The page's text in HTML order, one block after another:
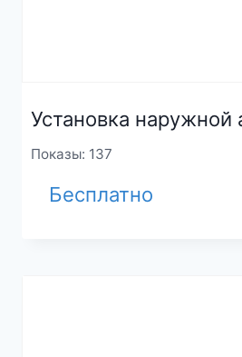
Установка наружной
Показы: 137
Бесплатно